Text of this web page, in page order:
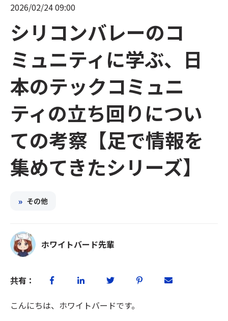
2026/02/24 09:00
シリコンバレーのコ
ミュニティに学ぶ、日
本のテックコミュニ
ティの立ち回りについ
ての考察【足で情報を
集めてきたシリーズ】
» その他
ホワイトバード先輩
共有：
こんにちは、ホワイトバードです。